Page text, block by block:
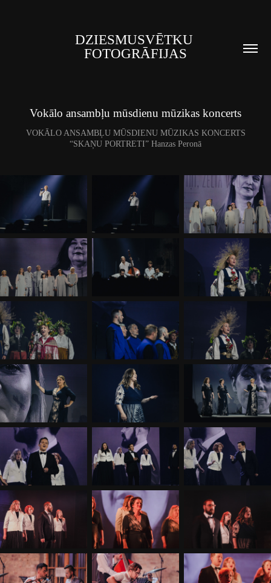
DZIESMUSVĒTKU
FOTOGRĀFIJAS
Vokālo ansambļu mūsdienu mūzikas koncerts
VOKĀLO ANSAMBĻU MŪSDIENU MŪZIKAS KONCERTS
“SKAŅU PORTRETI” Hanzas Peronā